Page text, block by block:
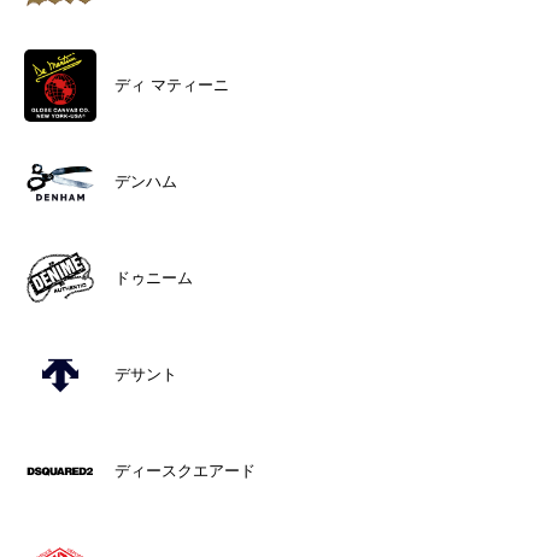
ディ マティーニ
デンハム
ドゥニーム
デサント
ディースクエアード